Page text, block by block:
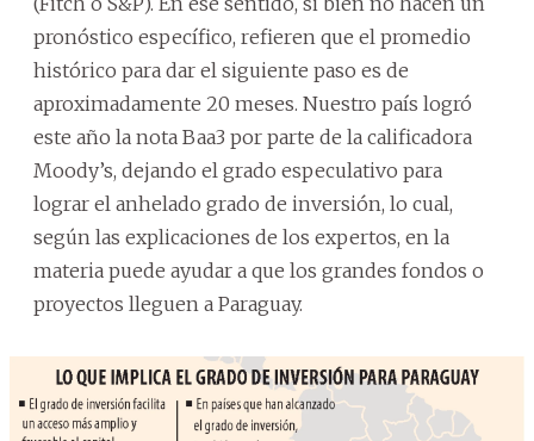
pronóstico específico, refieren que el promedio
histórico para dar el siguiente paso es de
aproximadamente 20 meses. Nuestro país logró
este año la nota Baa3 por parte de la calificadora
Moody’s, dejando el grado especulativo para
lograr el anhelado grado de inversión, lo cual,
según las explicaciones de los expertos, en la
materia puede ayudar a que los grandes fondos o
proyectos lleguen a Paraguay.